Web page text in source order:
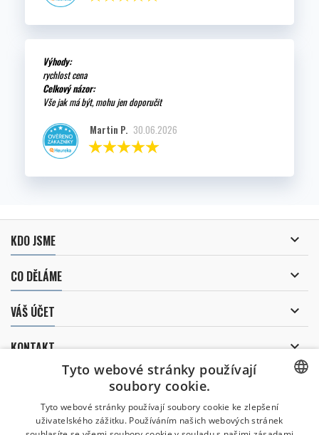
Výhody:
rychlost cena
Celkový názor:
Vše jak má být, mohu jen doporučit
Martin P. 30.06.2026
KDO JSME 
CO DĚLÁME 
VÁŠ ÚČET 
KONTAKT 
ODBĚR NOVINEK
CZECH
Tyto webové stránky používají
soubory cookie.
Tyto webové stránky používají soubory cookie ke zlepšení
uživatelského zážitku. Používáním našich webových stránek